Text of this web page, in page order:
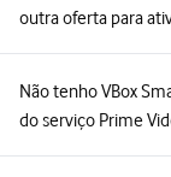
outra oferta para
Não tenho VBox
do serviço Prime